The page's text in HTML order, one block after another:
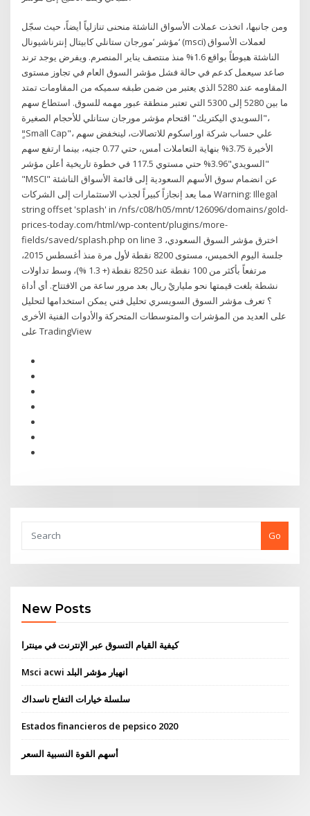
ومن جانبها، اتخذت عملات الأسواق الناشئة منحنى تنازلياً أيضاً، حيث سجّل
مؤشر ’مورجان ستانلي كابيتال إنترناشيونال‘ (msci) لعملات الأسواق
الناشئة هبوطاً بواقع 1.6% منذ منتصف يناير المنصرم. ويفرض يوجد ترند
صاعد سيعمل كدعم في حالة فشل مؤشر السوق العام في تجاوز مستوى
المقاومه عند 5280 الذي يعتبر من ضمن طبقه سميكه من المقاومات تمتد
ما بين 5280 إلى 5300 التي تعتبر منطقة عبور مهمه للسوق. استطاع سهم
"السويدي اليكتريك" اقتحام مؤشر مورجان ستانلي للأحجام الصغيرة،
"ٍSmall Cap"، علي حساب شركة اوراسكوم للاتصالات، لينخفض سهم
الأخيرة 3.75% بنهاية التعاملات أمس، حتي 0.77 جنيه، بينما ارتفع سهم
"السويدي"3.96% حتي مستوي 117.5 في خطوة تاريخية أعلن مؤشر
"MSCI" عن انضمام سوق الأسهم السعودية إلى قائمة الأسواق الناشئة
مما يعد إنجازاً كبيراً لجذب الاستثمارات إلى الشركات Warning: Illegal
string offset 'splash' in /nfs/c08/h05/mnt/126096/domains/gold-
prices-today.com/html/wp-content/plugins/more-
fields/saved/splash.php on line 3 اخترق مؤشر السوق السعودي،
جلسة اليوم الخميس، مستوى 8200 نقطة لأول مرة منذ أغسطس 2015،
مرتفعاً بأكثر من 100 نقطة عند 8250 نقطة (+ 1.3 %)، وسط تداولات
نشطة بلغت قيمتها نحو ملياريْ ريال بعد مرور ساعة من الافتتاح. أي أداة
تحليل فني يمكن استخدامها لتحليل ‎مؤشر السوق السويسري‎ ؟ تعرف
على العديد من المؤشرات والمتوسطات المتحركة والأدوات الفنية الأخرى
على TradingView
Go
New Posts
كيفية القيام التسوق عبر الإنترنت في مينترا
Msci acwi انهيار مؤشر البلد
سلسلة خيارات التفاح ناسداك
Estados financieros de pepsico 2020
أسهم القوة النسبية السعر